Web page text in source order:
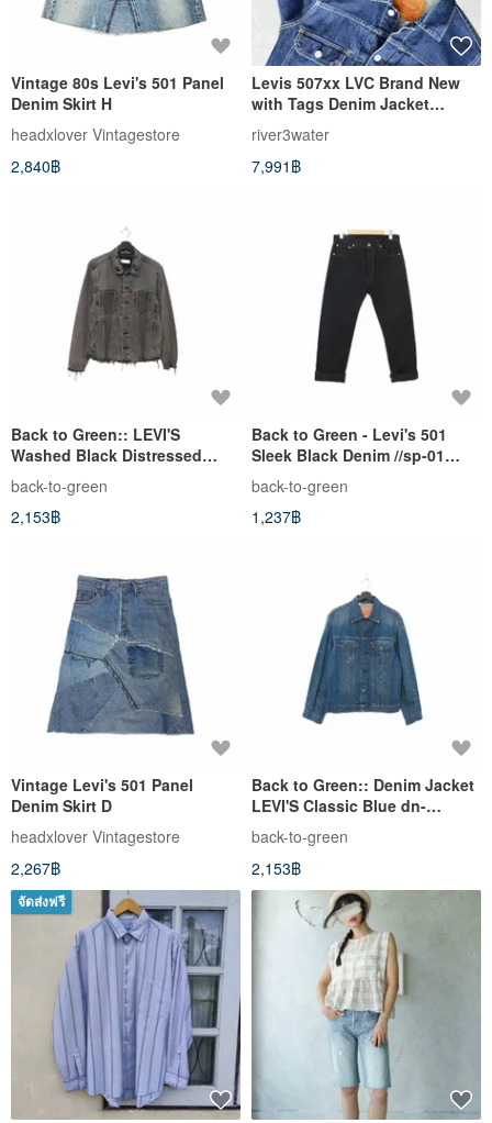
Vintage 80s Levi's 501 Panel
Denim Skirt H
headxlover Vintagestore
2,840฿
Levis 507xx LVC Brand New
with Tags Denim Jacket
river3water
7,991฿
Back to Green:: LEVI'S
Washed Black Distressed
Denim Jacket dn-04
back-to-green
2,153฿
Back to Green - Levi's 501
Sleek Black Denim //sp-01
vintage pants
back-to-green
1,237฿
Vintage Levi's 501 Panel
Denim Skirt D
headxlover Vintagestore
2,267฿
Back to Green:: Denim Jacket
LEVI'S Classic Blue dn-
05denim Jacket
back-to-green
2,153฿
จัดส่งฟรี